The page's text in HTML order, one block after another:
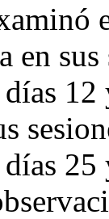
en sus
días
días